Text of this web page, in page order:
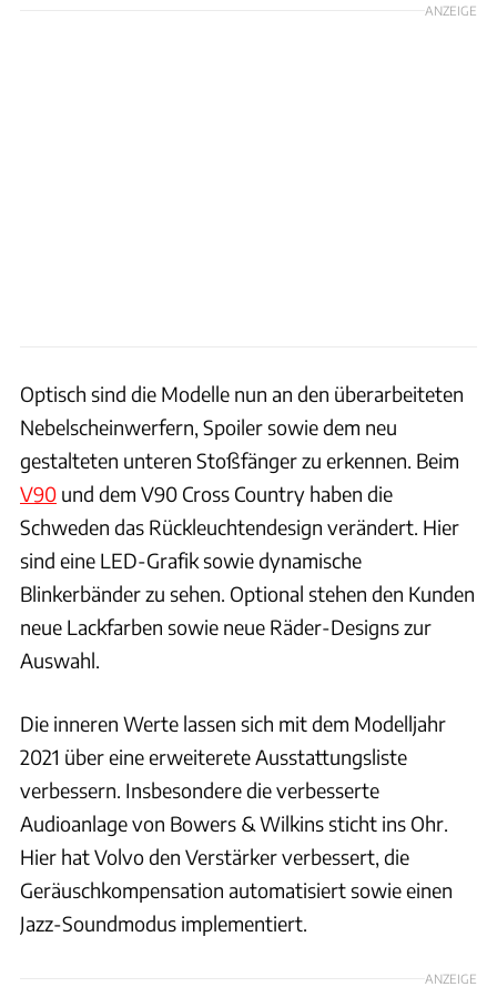
ANZEIGE
Optisch sind die Modelle nun an den überarbeiteten
Nebelscheinwerfern, Spoiler sowie dem neu
gestalteten unteren Stoßfänger zu erkennen. Beim
V90 und dem V90 Cross Country haben die
Schweden das Rückleuchtendesign verändert. Hier
sind eine LED-Grafik sowie dynamische
Blinkerbänder zu sehen. Optional stehen den Kunden
neue Lackfarben sowie neue Räder-Designs zur
Auswahl.
Die inneren Werte lassen sich mit dem Modelljahr
2021 über eine erweiterete Ausstattungsliste
verbessern. Insbesondere die verbesserte
Audioanlage von Bowers & Wilkins sticht ins Ohr.
Hier hat Volvo den Verstärker verbessert, die
Geräuschkompensation automatisiert sowie einen
Jazz-Soundmodus implementiert.
ANZEIGE